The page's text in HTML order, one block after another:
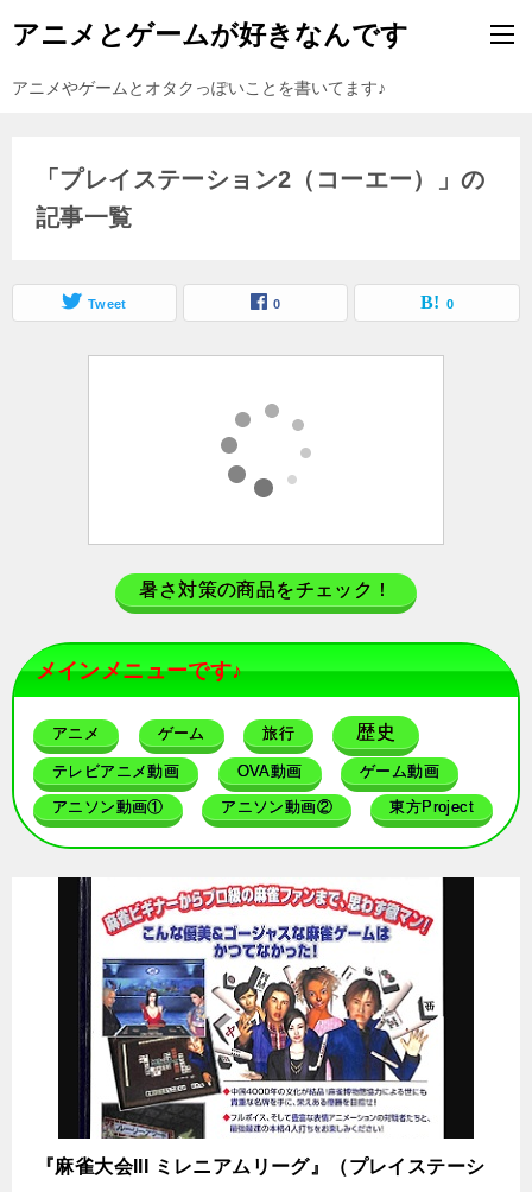
アニメとゲームが好きなんです
アニメやゲームとオタクっぽいことを書いてます♪
「プレイステーション2（コーエー）」の
記事一覧
Tweet 0 0
暑さ対策の商品をチェック！
メインメニューです♪
アニメ ゲーム 旅行 歴史
テレビアニメ動画 OVA動画 ゲーム動画
アニソン動画① アニソン動画② 東方Project
『麻雀大会III ミレニアムリーグ』（プレイステーシ